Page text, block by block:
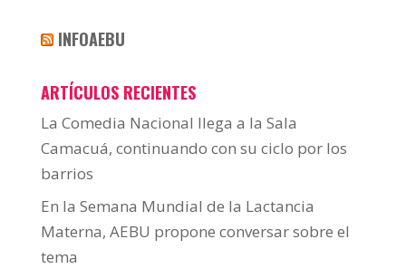
INFOAEBU
ARTÍCULOS RECIENTES
La Comedia Nacional llega a la Sala
Camacuá, continuando con su ciclo por los
barrios
En la Semana Mundial de la Lactancia
Materna, AEBU propone conversar sobre el
tema